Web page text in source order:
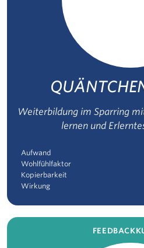
Weiterbildung im Sparring
lernen und
Aufwand
Wohlfühlfaktor
Kopierbarkeit
Wirkung